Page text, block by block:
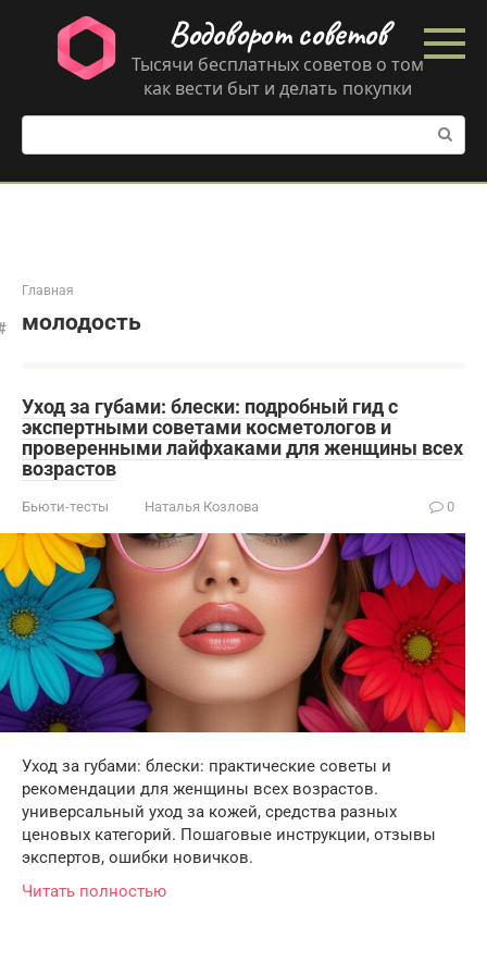
контенту
Водоворот советов
Тысячи бесплатных советов о том
как вести быт и делать покупки
Поиск:
Главная
молодость
Уход за губами: блески: подробный гид с
экспертными советами косметологов и
проверенными лайфхаками для женщины всех
возрастов
Бьюти-тесты Наталья Козлова 0
Уход за губами: блески: практические советы и
рекомендации для женщины всех возрастов.
универсальный уход за кожей, средства разных
ценовых категорий. Пошаговые инструкции, отзывы
экспертов, ошибки новичков.
Читать полностью